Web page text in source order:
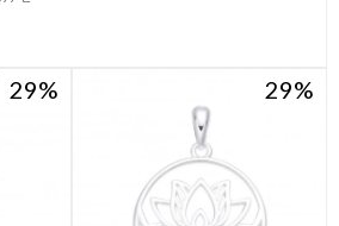
29 29